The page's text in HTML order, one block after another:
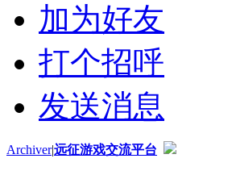
加为好友
打个招呼
发送消息
Archiver|远征游戏交流平台